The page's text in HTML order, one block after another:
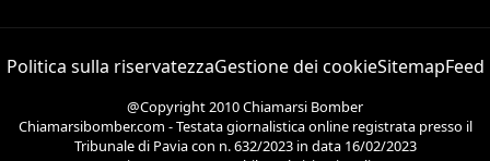
Politica sulla riservatezzaGestione dei cookieSitemapFeed
@Copyright 2010 Chiamarsi Bomber
Chiamarsibomber.com - Testata giornalistica online registrata presso il
Tribunale di Pavia con n. 632/2023 in data 16/02/2023